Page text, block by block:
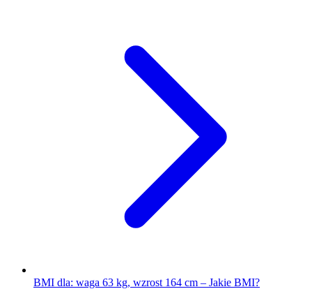
BMI dla: waga 63 kg, wzrost 164 cm – Jakie BMI?